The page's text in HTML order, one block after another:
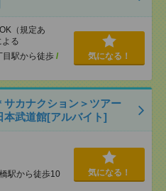
（規定あ
る
目駅から徒歩 /
気になる！
サカナクション＞ツアー
本武道館[アルバイト]
駅から徒歩10
気になる！